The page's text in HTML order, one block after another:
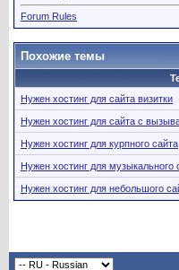
Forum Rules
Похожие темы
Нужен хостинг для сайта визитки
Нужен хостинг для сайта с
Нужен хостинг для курпного сайта
Нужен хостинг для музыкального
Нужен хостинг для небольшого